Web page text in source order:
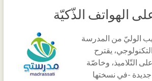
الهواتف الذّكيّة
الوليّ من المدرسة
يقترح
التّلاميذ، وخاصّة
جديدة -في نسختها